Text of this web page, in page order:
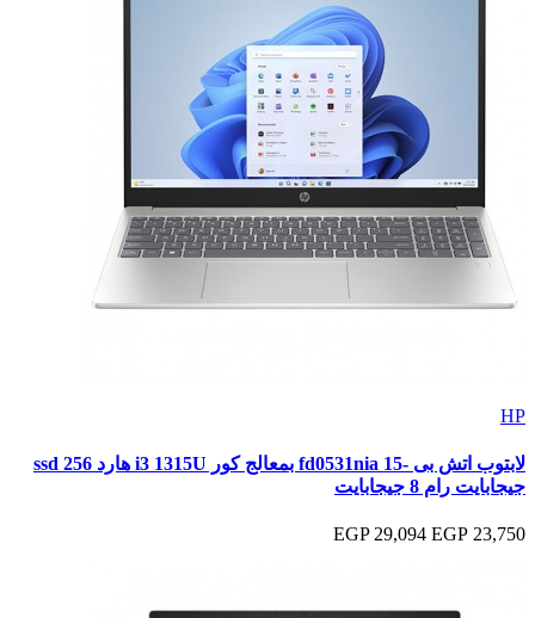
HP
لابتوب اتش بى -15 fd0531nia بمعالج كور i3 1315U هارد ssd 256
جيجابايت رام 8 جيجابايت
23,750 EGP
29,094 EGP